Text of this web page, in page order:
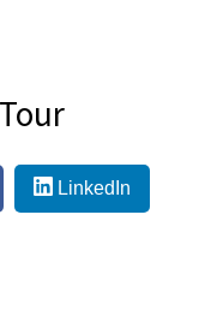
LinkedIn